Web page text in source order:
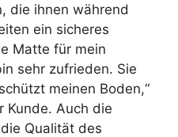
die ihnen während
ein sicheres
Matte für mein
sehr zufrieden. Sie
meinen Boden,“
Kunde. Auch die
Qualität des